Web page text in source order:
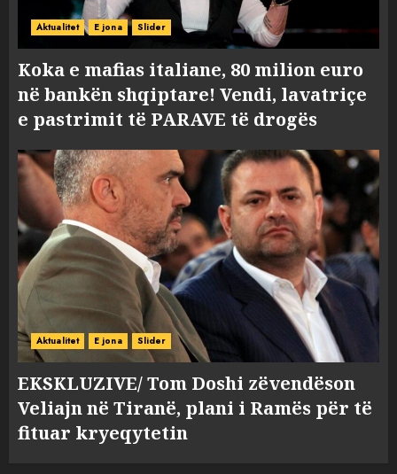
Aktualitet E jona Slider
Koka e mafias italiane, 80 milion euro
në bankën shqiptare! Vendi, lavatriçe
e pastrimit të PARAVE të drogës
Aktualitet E jona Slider
EKSKLUZIVE/ Tom Doshi zëvendëson
Veliajn në Tiranë, plani i Ramës për të
fituar kryeqytetin